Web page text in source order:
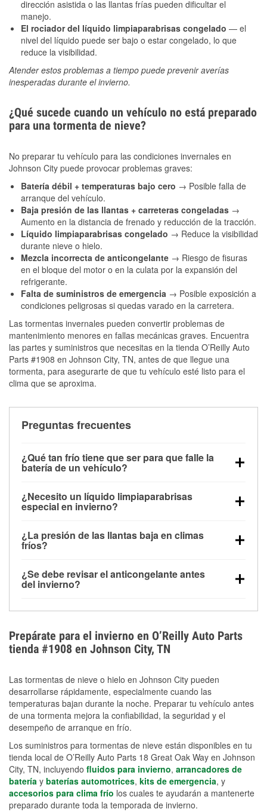
dirección asistida o las llantas frías pueden dificultar el
manejo.
El rociador del líquido limpiaparabrisas congelado — el
nivel del líquido puede ser bajo o estar congelado, lo que
reduce la visibilidad.
Atender estos problemas a tiempo puede prevenir averías
inesperadas durante el invierno.
¿Qué sucede cuando un vehículo no está preparado
para una tormenta de nieve?
No preparar tu vehículo para las condiciones invernales en
Johnson City puede provocar problemas graves:
Batería débil + temperaturas bajo cero → Posible falla de
arranque del vehículo.
Baja presión de las llantas + carreteras congeladas →
Aumento en la distancia de frenado y reducción de la tracción.
Líquido limpiaparabrisas congelado → Reduce la visibilidad
durante nieve o hielo.
Mezcla incorrecta de anticongelante → Riesgo de fisuras
en el bloque del motor o en la culata por la expansión del
refrigerante.
Falta de suministros de emergencia → Posible exposición a
condiciones peligrosas si quedas varado en la carretera.
Las tormentas invernales pueden convertir problemas de
mantenimiento menores en fallas mecánicas graves. Encuentra
las partes y suministros que necesitas en la tienda O’Reilly Auto
Parts #1908 en Johnson City, TN, antes de que llegue una
tormenta, para asegurarte de que tu vehículo esté listo para el
clima que se aproxima.
Preguntas frecuentes
¿Qué tan frío tiene que ser para que falle la
batería de un vehículo?
debajo de los 32 °F y puede perder hasta la mitad de
su potencia de arranque cerca de los 0 °F, lo que
arranque.
¿Necesito un líquido limpiaparabrisas
especial en invierno?
la congelación y ayuda a disolver la sal y la nieve
derretida en la carretera para mejorar la visibilidad.
¿La presión de las llantas baja en climas
fríos?
alrededor de 1 PSI por cada 10 °F que baja la
temperatura. Puedes obtener más información sobre
¿Se debe revisar el anticongelante antes
del invierno?
el sobrecalentamiento en condiciones de frío
extremo. Aprende cómo comprobar la protección
anticongelante en nuestra sección How-To.
Prepárate para el invierno en O’Reilly Auto Parts
tienda #1908 en Johnson City, TN
Las tormentas de nieve o hielo en Johnson City pueden
desarrollarse rápidamente, especialmente cuando las
temperaturas bajan durante la noche. Preparar tu vehículo antes
de una tormenta mejora la confiabilidad, la seguridad y el
desempeño de arranque en frío.
Los suministros para tormentas de nieve están disponibles en tu
tienda local de O’Reilly Auto Parts 18 Great Oak Way en Johnson
City, TN, incluyendo fluidos para invierno, arrancadores de
batería y baterías automotrices, kits de emergencia, y
accesorios para clima frío los cuales te ayudarán a mantenerte
preparado durante toda la temporada de invierno.